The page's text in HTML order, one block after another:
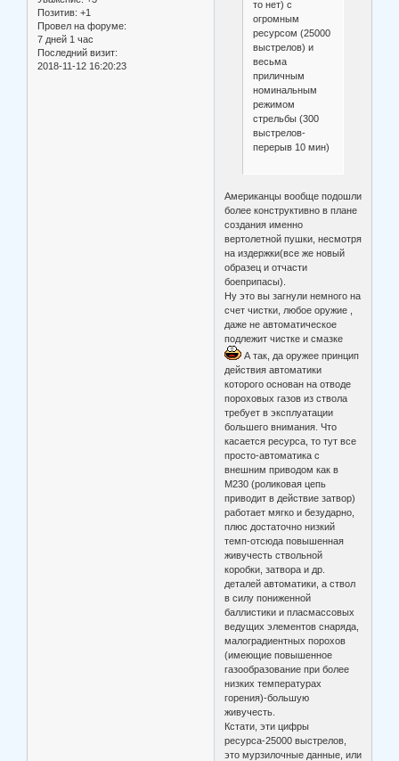
Позитив: +1
Провел на форуме:
7 дней 1 час
Последний визит:
2018-11-12 16:20:23
то нет) с
огромным
ресурсом (25000
выстрелов) и
весьма
приличным
номинальным
режимом
стрельбы (300
выстрелов-
перерыв 10 мин)
Американцы вообще подошли
более конструктивно в плане
создания именно
вертолетной пушки, несмотря
на издержки(все же новый
образец и отчасти
боеприпасы).
Ну это вы загнули немного на
счет чистки, любое оружие ,
даже не автоматическое
подлежит чистке и смазке
А так, да оружее принцип
действия автоматики
которого основан на отводе
пороховых газов из ствола
требует в эксплуатации
большего внимания. Что
касается ресурса, то тут все
просто-автоматика с
внешним приводом как в
М230 (роликовая цепь
приводит в действие затвор)
работает мягко и безударно,
плюс достаточно низкий
темп-отсюда повышенная
живучесть ствольной
коробки, затвора и др.
деталей автоматики, а ствол
в силу пониженной
баллистики и пласмассовых
ведущих элементов снаряда,
малоградиентных порохов
(имеющие повышенное
газообразование при более
низких температурах
горения)-большую
живучесть.
Кстати, эти цифры
ресурса-25000 выстрелов,
это мурзилочные данные, или